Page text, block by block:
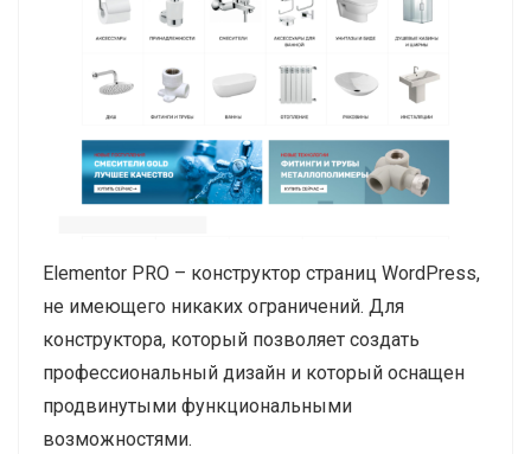
Elementor PRO – конструктор страниц WordPress,
не имеющего никаких ограничений. Для
конструктора, который позволяет создать
профессиональный дизайн и который оснащен
продвинутыми функциональными
возможностями.